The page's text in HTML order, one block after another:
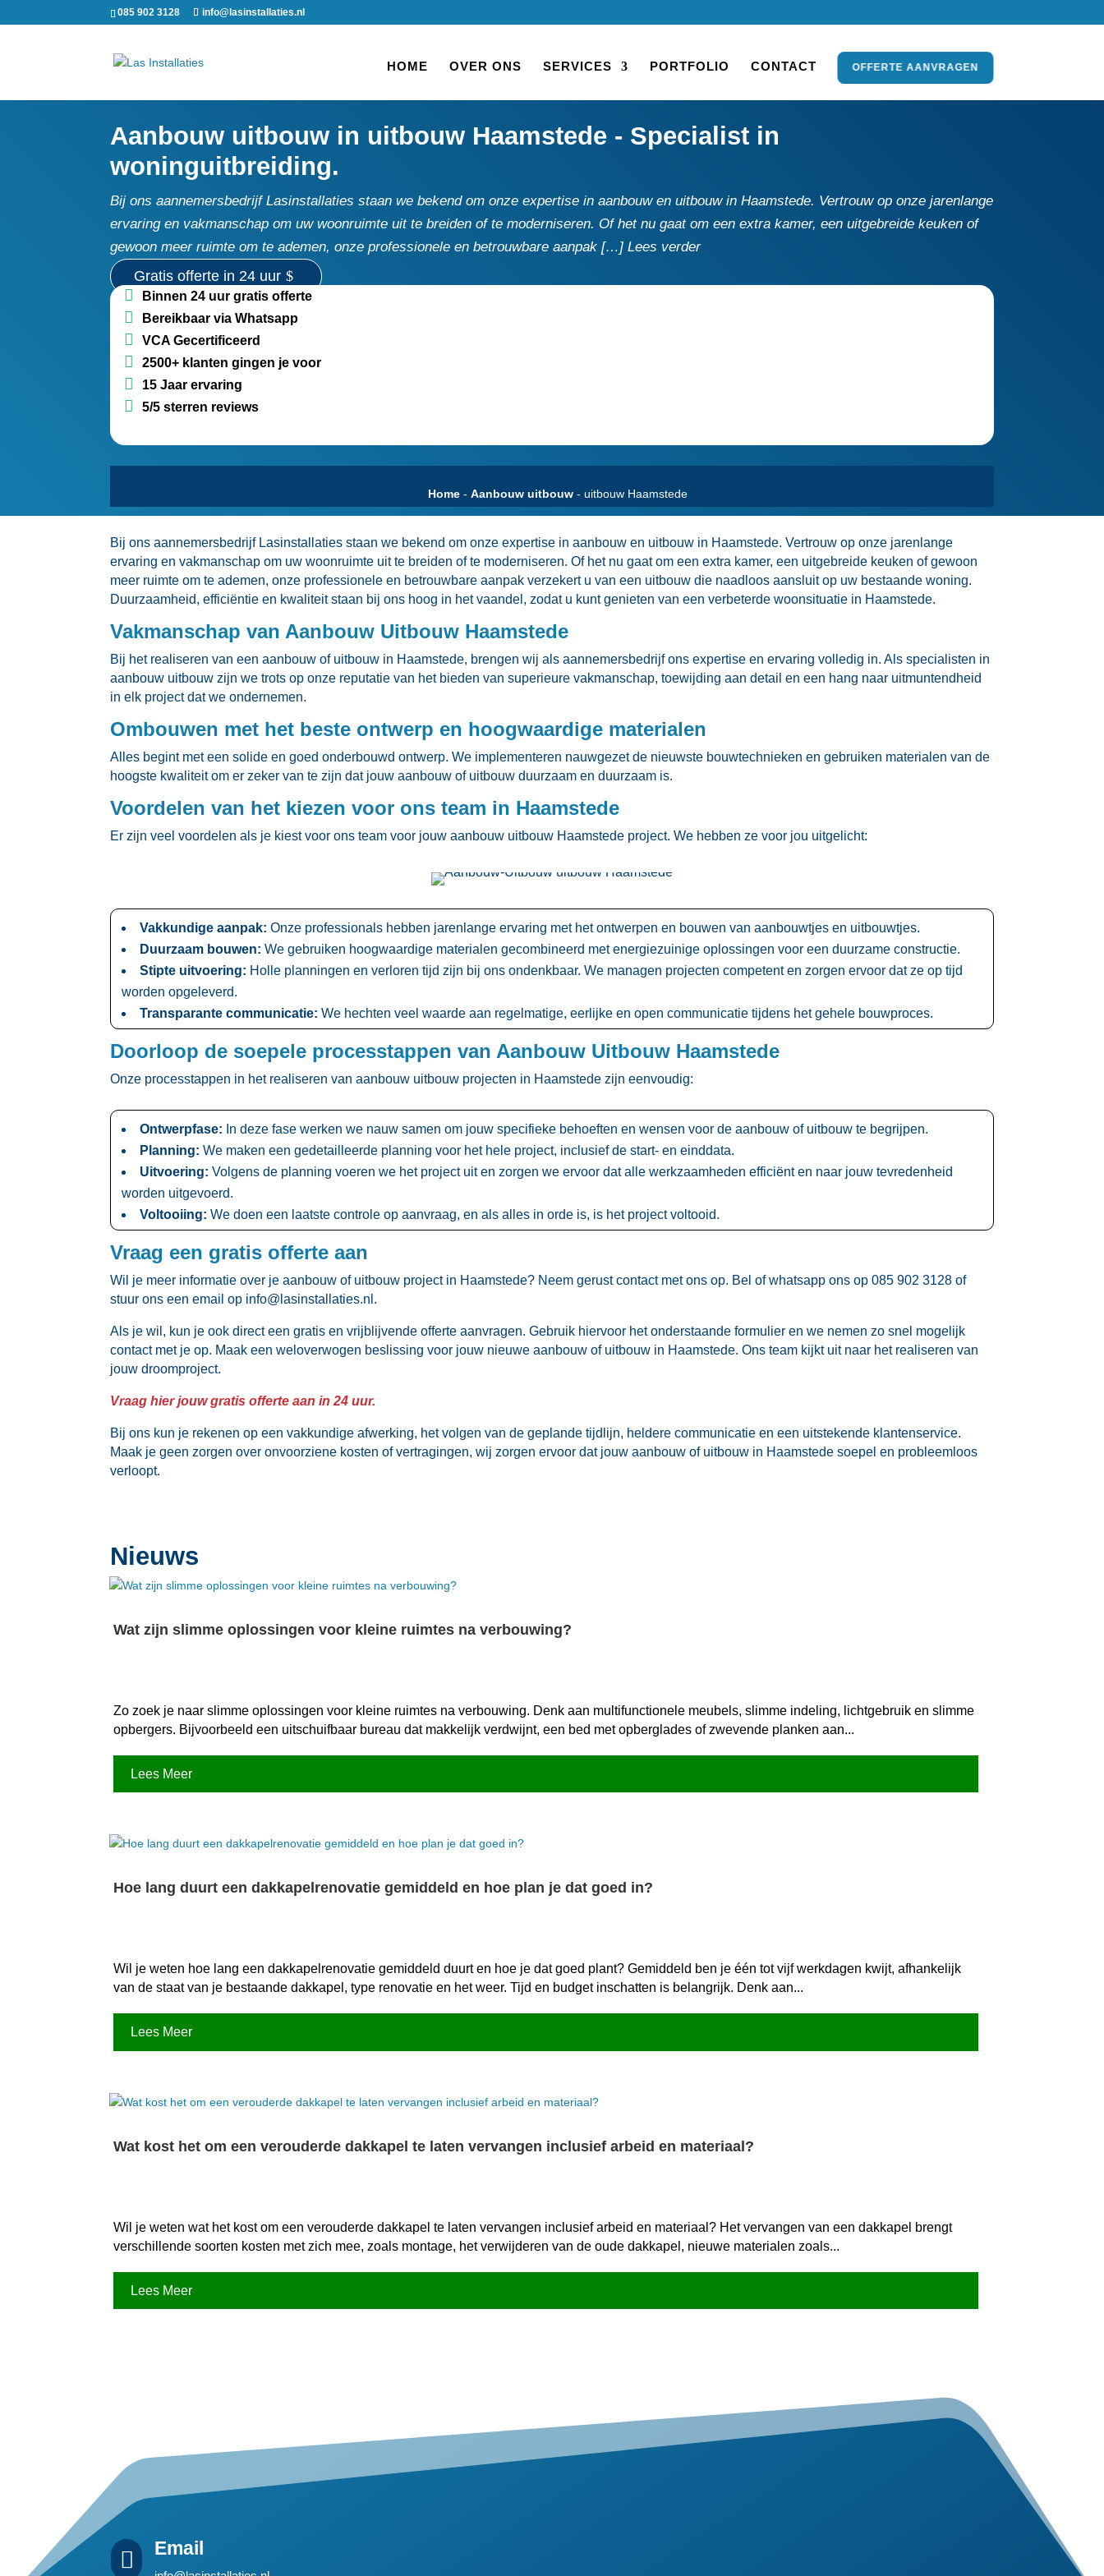
085 902 3128 info@lasinstallaties.nl
HOME OVER ONS SERVICES PORTFOLIO CONTACT OFFERTE AANVRAGEN
Aanbouw uitbouw in uitbouw Haamstede - Specialist in
woninguitbreiding.
Bij ons aannemersbedrijf Lasinstallaties staan we bekend om onze expertise in aanbouw en uitbouw in Haamstede.​ Vertrouw op onze jarenlange
ervaring en vakmanschap om uw woonruimte uit te breiden of te moderniseren.​ Of het nu gaat om een extra kamer, een uitgebreide keuken of
gewoon meer ruimte om te ademen, onze professionele en betrouwbare aanpak […] Lees verder
Gratis offerte in 24 uur
Binnen 24 uur gratis offerte
Bereikbaar via Whatsapp
VCA Gecertificeerd
2500+ klanten gingen je voor
15 Jaar ervaring
5/5 sterren reviews
Home - Aanbouw uitbouw - uitbouw Haamstede
Bij ons aannemersbedrijf Lasinstallaties staan we bekend om onze expertise in aanbouw en uitbouw in Haamstede.​ Vertrouw op onze jarenlange
ervaring en vakmanschap om uw woonruimte uit te breiden of te moderniseren.​ Of het nu gaat om een extra kamer, een uitgebreide keuken of gewoon
meer ruimte om te ademen, onze professionele en betrouwbare aanpak verzekert u van een uitbouw die naadloos aansluit op uw bestaande woning.​
Duurzaamheid, efficiëntie en kwaliteit staan bij ons hoog in het vaandel, zodat u kunt genieten van een verbeterde woonsituatie in Haamstede.​
Vakmanschap van Aanbouw Uitbouw Haamstede
Bij het realiseren van een aanbouw of uitbouw in Haamstede, brengen wij als aannemersbedrijf ons expertise en ervaring volledig in.​ Als specialisten in
aanbouw uitbouw zijn we trots op onze reputatie van het bieden van superieure vakmanschap, toewijding aan detail en een hang naar uitmuntendheid
in elk project dat we ondernemen.​
Ombouwen met het beste ontwerp en hoogwaardige materialen
Alles begint met een solide en goed onderbouwd ontwerp.​ We implementeren nauwgezet de nieuwste bouwtechnieken en gebruiken materialen van de
hoogste kwaliteit om er zeker van te zijn dat jouw aanbouw of uitbouw duurzaam en duurzaam is.​
Voordelen van het kiezen voor ons team in Haamstede
Er zijn veel voordelen als je kiest voor ons team voor jouw aanbouw uitbouw Haamstede project.​ We hebben ze voor jou uitgelicht:
Vakkundige aanpak: Onze professionals hebben jarenlange ervaring met het ontwerpen en bouwen van aanbouwtjes en uitbouwtjes.​
Duurzaam bouwen: We gebruiken hoogwaardige materialen gecombineerd met energiezuinige oplossingen voor een duurzame constructie.​
Stipte uitvoering: Holle planningen en verloren tijd zijn bij ons ondenkbaar.​ We managen projecten competent en zorgen ervoor dat ze op tijd
worden opgeleverd.​
Transparante communicatie: We hechten veel waarde aan regelmatige, eerlijke en open communicatie tijdens het gehele bouwproces.​
Doorloop de soepele processtappen van Aanbouw Uitbouw Haamstede
Onze processtappen in het realiseren van aanbouw uitbouw projecten in Haamstede zijn eenvoudig:
Ontwerpfase: In deze fase werken we nauw samen om jouw specifieke behoeften en wensen voor de aanbouw of uitbouw te begrijpen.​
Planning: We maken een gedetailleerde planning voor het hele project, inclusief de start- en einddata.​
Uitvoering: Volgens de planning voeren we het project uit en zorgen we ervoor dat alle werkzaamheden efficiënt en naar jouw tevredenheid
worden uitgevoerd.​
Voltooiing: We doen een laatste controle op aanvraag, en als alles in orde is, is het project voltooid.​
Vraag een gratis offerte aan
Wil je meer informatie over je aanbouw of uitbouw project in Haamstede? Neem gerust contact met ons op.​ Bel of whatsapp ons op 085 902 3128 of
stuur ons een email op info@lasinstallaties.​nl.​
Als je wil, kun je ook direct een gratis en vrijblijvende offerte aanvragen.​ Gebruik hiervoor het onderstaande formulier en we nemen zo snel mogelijk
contact met je op.​ Maak een weloverwogen beslissing voor jouw nieuwe aanbouw of uitbouw in Haamstede.​ Ons team kijkt uit naar het realiseren van
jouw droomproject.​
Vraag hier jouw gratis offerte aan in 24 uur.​
Bij ons kun je rekenen op een vakkundige afwerking, het volgen van de geplande tijdlijn, heldere communicatie en een uitstekende klantenservice.​
Maak je geen zorgen over onvoorziene kosten of vertragingen, wij zorgen ervoor dat jouw aanbouw of uitbouw in Haamstede soepel en probleemloos
verloopt.​
Nieuws
Wat zijn slimme oplossingen voor kleine ruimtes na verbouwing?
Zo zoek je naar slimme oplossingen voor kleine ruimtes na verbouwing.​ Denk aan multifunctionele meubels, slimme indeling, lichtgebruik en slimme
opbergers.​ Bijvoorbeeld een uitschuifbaar bureau dat makkelijk verdwijnt, een bed met opberglades of zwevende planken aan...
Lees Meer
Hoe lang duurt een dakkapelrenovatie gemiddeld en hoe plan je dat goed in?
Wil je weten hoe lang een dakkapelrenovatie gemiddeld duurt en hoe je dat goed plant? Gemiddeld ben je één tot vijf werkdagen kwijt, afhankelijk
van de staat van je bestaande dakkapel, type renovatie en het weer.​ Tijd en budget inschatten is belangrijk.​ Denk aan...
Lees Meer
Wat kost het om een verouderde dakkapel te laten vervangen inclusief arbeid en materiaal?
Wil je weten wat het kost om een verouderde dakkapel te laten vervangen inclusief arbeid en materiaal? Het vervangen van een dakkapel brengt
verschillende soorten kosten met zich mee, zoals montage, het verwijderen van de oude dakkapel, nieuwe materialen zoals...
Lees Meer
 Email